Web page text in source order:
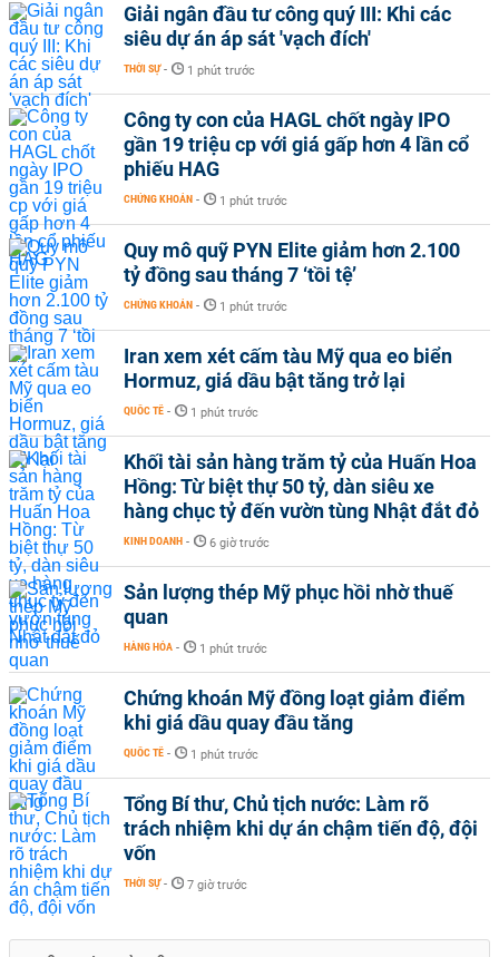
Giải ngân đầu tư công quý III: Khi các
siêu dự án áp sát 'vạch đích'
THỜI SỰ - 1 phút trước
Công ty con của HAGL chốt ngày IPO
gần 19 triệu cp với giá gấp hơn 4 lần cổ
phiếu HAG
CHỨNG KHOÁN - 1 phút trước
Quy mô quỹ PYN Elite giảm hơn 2.100
tỷ đồng sau tháng 7 ‘tồi tệ’
CHỨNG KHOÁN - 1 phút trước
Iran xem xét cấm tàu Mỹ qua eo biển
Hormuz, giá dầu bật tăng trở lại
QUỐC TẾ - 1 phút trước
Khối tài sản hàng trăm tỷ của Huấn Hoa
Hồng: Từ biệt thự 50 tỷ, dàn siêu xe
hàng chục tỷ đến vườn tùng Nhật đắt đỏ
KINH DOANH - 6 giờ trước
Sản lượng thép Mỹ phục hồi nhờ thuế
quan
HÀNG HÓA - 1 phút trước
Chứng khoán Mỹ đồng loạt giảm điểm
khi giá dầu quay đầu tăng
QUỐC TẾ - 1 phút trước
Tổng Bí thư, Chủ tịch nước: Làm rõ
trách nhiệm khi dự án chậm tiến độ, đội
vốn
THỜI SỰ - 7 giờ trước